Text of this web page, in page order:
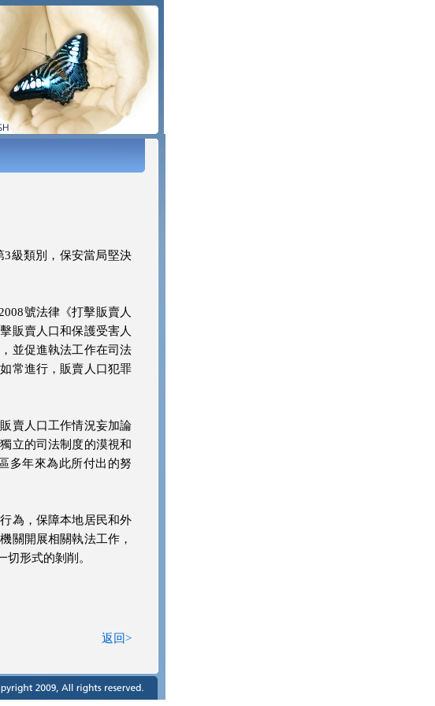
級類別，保安當局堅決
號法律《打擊販賣人
販賣人口和保護受害人
並促進執法工作在司法
常進行，販賣人口犯罪
賣人口工作情況妄加論
立的司法制度的漠視和
多年來為此所付出的努
為，保障本地居民和外
關開展相關執法工作，
形式的剝削。
返回>